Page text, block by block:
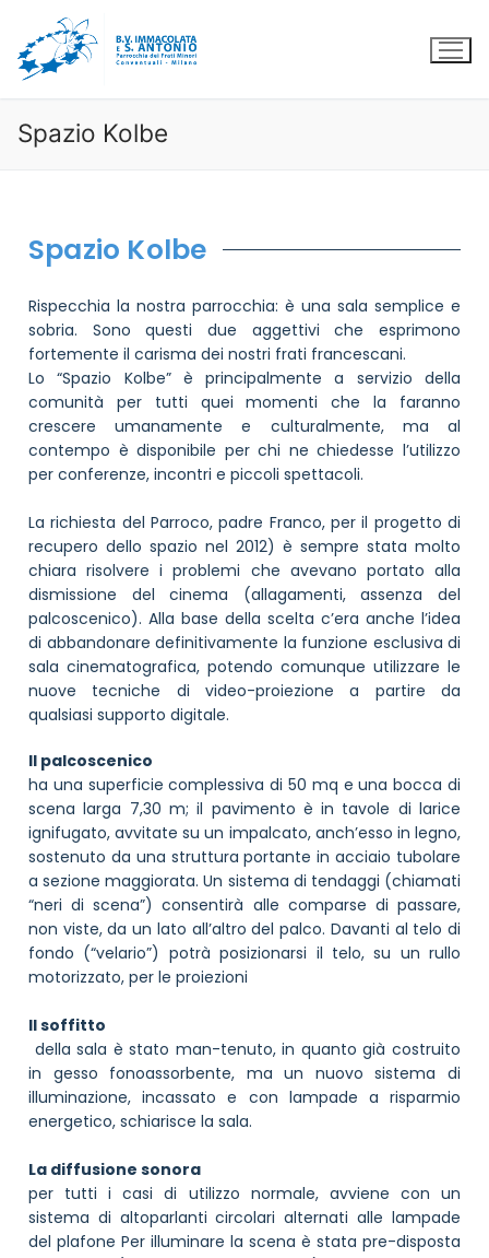
Spazio Kolbe
Spazio Kolbe
Rispecchia la nostra parrocchia: è una sala semplice e
sobria. Sono questi due aggettivi che esprimono
fortemente il carisma dei nostri frati francescani.
Lo “Spazio Kolbe” è principalmente a servizio della
comunità per tutti quei momenti che la faranno
crescere umanamente e culturalmente, ma al
contempo è disponibile per chi ne chiedesse l’utilizzo
per conferenze, incontri e piccoli spettacoli.
La richiesta del Parroco, padre Franco, per il progetto di
recupero dello spazio nel 2012) è sempre stata molto
chiara risolvere i problemi che avevano portato alla
dismissione del cinema (allagamenti, assenza del
palcoscenico). Alla base della scelta c’era anche l’idea
di abbandonare definitivamente la funzione esclusiva di
sala cinematografica, potendo comunque utilizzare le
nuove tecniche di video-proiezione a partire da
qualsiasi supporto digitale.
Il palcoscenico
ha una superficie complessiva di 50 mq e una bocca di
scena larga 7,30 m; il pavimento è in tavole di larice
ignifugato, avvitate su un impalcato, anch’esso in legno,
sostenuto da una struttura portante in acciaio tubolare
a sezione maggiorata. Un sistema di tendaggi (chiamati
“neri di scena”) consentirà alle comparse di passare,
non viste, da un lato all’altro del palco. Davanti al telo di
fondo (“velario”) potrà posizionarsi il telo, su un rullo
motorizzato, per le proiezioni
Il soffitto
della sala è stato man-tenuto, in quanto già costruito
in gesso fonoassorbente, ma un nuovo sistema di
illuminazione, incassato e con lampade a risparmio
energetico, schiarisce la sala.
La diffusione sonora
per tutti i casi di utilizzo normale, avviene con un
sistema di altoparlanti circolari alternati alle lampade
del plafone Per illuminare la scena è stata pre-disposta